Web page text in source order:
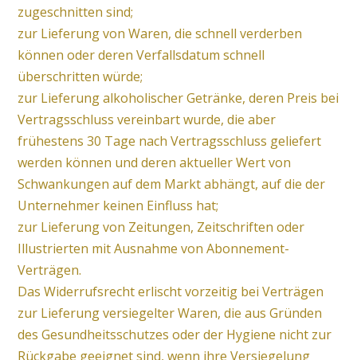
zugeschnitten sind;
zur Lieferung von Waren, die schnell verderben
können oder deren Verfallsdatum schnell
überschritten würde;
zur Lieferung alkoholischer Getränke, deren Preis bei
Vertragsschluss vereinbart wurde, die aber
frühestens 30 Tage nach Vertragsschluss geliefert
werden können und deren aktueller Wert von
Schwankungen auf dem Markt abhängt, auf die der
Unternehmer keinen Einfluss hat;
zur Lieferung von Zeitungen, Zeitschriften oder
Illustrierten mit Ausnahme von Abonnement-
Verträgen.
Das Widerrufsrecht erlischt vorzeitig bei Verträgen
zur Lieferung versiegelter Waren, die aus Gründen
des Gesundheitsschutzes oder der Hygiene nicht zur
Rückgabe geeignet sind, wenn ihre Versiegelung